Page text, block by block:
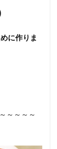
に作りま
～～～～